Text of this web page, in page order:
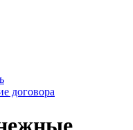
договора